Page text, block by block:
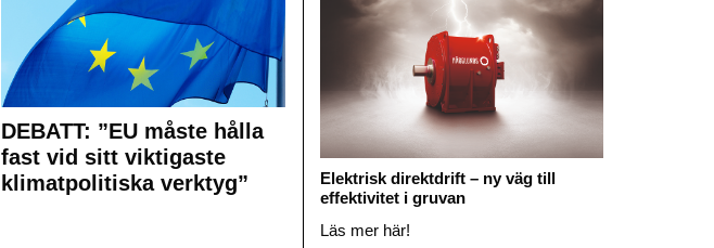
DEBATT: ”EU måste hålla
fast vid sitt viktigaste
klimatpolitiska verktyg”
Elektrisk direktdrift – ny väg till
effektivitet i gruvan
Läs mer här!